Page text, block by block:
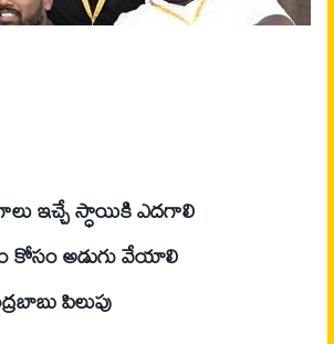
ఇచ్చే స్ధాయికి ఎదగాలి
కోసం అడుగు వేయాలి
పిలుపు